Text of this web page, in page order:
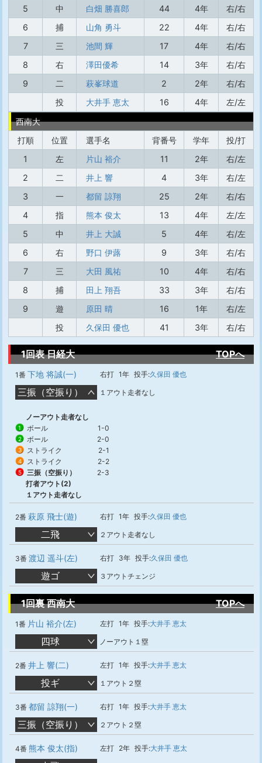
5
中 白畑 勝喜郎 44 4年
右/右
6
捕 山角 勇斗 22 4年
右/右
7
三 池間 輝 17 4年
右/右
8
右 澤田優希 14 3年
右/右
9
二 萩峯球道 2 2年
右/右
投
大井手 恵太 16 4年
左/左
西南大
打順
位置 選手名 背番号 学年
投/打
1
左 片山 裕介 11 2年
右/左
2
二 井上 響 4 3年
右/左
3
一 都留 諒翔 25 2年
右/右
4
指 熊本 俊太 13 4年
左/左
5
中 井上 大誠 5 4年
右/左
6
右 野口 伊蕗 9 3年
右/右
7
三 大田 風祐 10 4年
右/右
8
捕 田上 翔吾 33 3年
右/右
9
遊 原田 晴 16 1年
右/左
投
久保田 優也 41 3年 右/右
1回表 日経大 TOPへ
1番 下地 将誠(一) 右打 1年 投手:久保田 優也
三振（空振り） １アウト走者なし
ノーアウト走者なし
1 ボール 1-0
2 ボール 2-0
3 ストライク 2-1
4 ストライク 2-2
5 三振（空振り）
2-3
打者アウト(2)
１アウト走者なし
2番 萩原 飛士(遊) 右打 1年 投手:久保田 優也
二飛 ２アウト走者なし
3番 渡辺 遥斗(左) 右打 3年 投手:久保田 優也
遊ゴ ３アウトチェンジ
1回裏 西南大 TOPへ
1番 片山 裕介(左) 左打 1年 投手:大井手 恵太
四球 ノーアウト１塁
2番 井上 響(二) 左打 1年 投手:大井手 恵太
投ギ １アウト２塁
3番 都留 諒翔(一) 右打 1年 投手:大井手 恵太
三振（空振り） ２アウト２塁
4番 熊本 俊太(指) 左打 2年 投手:大井手 恵太